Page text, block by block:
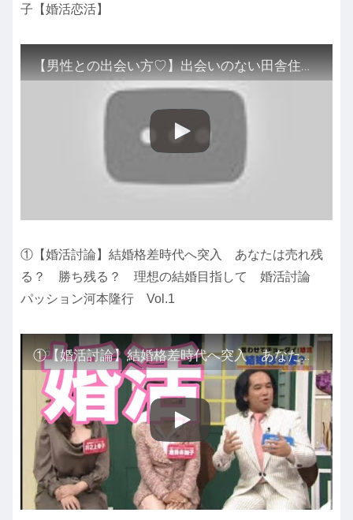
子【婚活恋活】
【男性との出会い方♡】出会いのない田舎住み20代女子【婚活恋活】
①【婚活討論】結婚格差時代へ突入 あなたは売れ残
る？ 勝ち残る？ 理想の結婚目指して 婚活討論
パッション河本隆行 Vol.1
①【婚活討論】結婚格差時代へ突入 あなたは売れ残る？ 勝ち残る？ 理想の結婚目指して 婚活討論 パッション河本隆行 Vol.1